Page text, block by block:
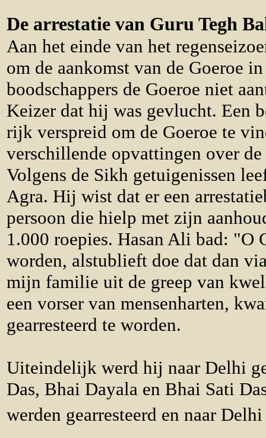
De arrestatie van Guru Tegh
Aan het einde van het
om de aankomst van de Goeroe
boodschappers de Goeroe niet
Keizer dat hij was gevlucht. Een
rijk verspreid om de Goeroe te
verschillende opvattingen over de
Volgens de Sikh getuigenissen
Agra. Hij wist dat er een
persoon die hielp met zijn
1.000 roepies. Hasan Ali bad: "O
worden, alstublieft doe dat dan
mijn familie uit de greep van
een vorser van mensenharten,
gearresteerd te worden.
Uiteindelijk werd hij naar Delhi
Das, Bhai Dayala en Bhai Sati
werden gearresteerd en naar